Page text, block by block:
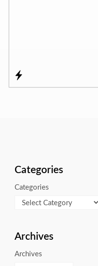
Categories
Categories
Archives
Archives